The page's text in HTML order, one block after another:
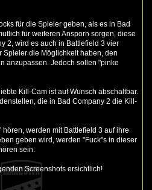
für die Spieler geben, als es in Bad
für weiteren Ansporn sorgen, diese
2, wird es auch in Battlefield 3 vier
Spieler die Möglichkeit haben, den
anzupassen. Jedoch sollen "pinke
Kill-Cam ist auf Wunsch abschaltbar.
die in Bad Company 2 die Kill-
werden mit Battlefield 3 auf ihre
geben wird, werden "Fuck"s in dieser
sein.
Screenshots ersichtlich!